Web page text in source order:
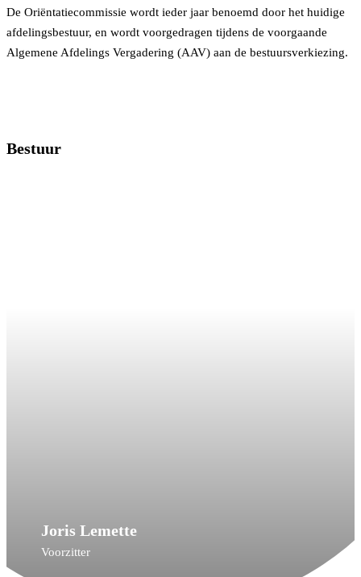
De Oriëntatiecommissie wordt ieder jaar benoemd door het huidige
afdelingsbestuur, en wordt voorgedragen tijdens de voorgaande
Algemene Afdelings Vergadering (AAV) aan de bestuursverkiezing.
Bestuur
Joris Lemette
Voorzitter